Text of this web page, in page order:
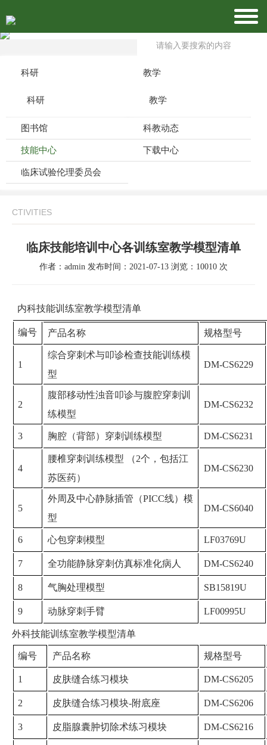
科研
科研
教学
教学
图书馆 科教动态
技能中心 下载中心
临床试验伦理委员会
CTIVITIES
临床技能培训中心各训练室教学模型清单
作者：admin 发布时间：2021-07-13 浏览：10010 次
内科技能训练室教学模型清单
编号 产品名称 规格型号
1
综合穿刺术与叩诊检查技能训练模
型
DM-CS6229
2
腹部移动性浊音叩诊与腹腔穿刺训
练模型
DM-CS6232
3 胸腔（背部）穿刺训练模型 DM-CS6231
4
腰椎穿刺训练模型 （2个，包括江
苏医药）
DM-CS6230
5
外周及中心静脉插管（PICC线）模
型
DM-CS6040
6 心包穿刺模型 LF03769U
7 全功能静脉穿刺仿真标准化病人 DM-CS6240
8 气胸处理模型 SB15819U
9 动脉穿刺手臂 LF00995U
外科技能训练室教学模型清单
编号 产品名称 规格型号
1 皮肤缝合练习模块 DM-CS6205
2 皮肤缝合练习模块-附底座 DM-CS6206
3 皮脂腺囊肿切除术练习模块 DM-CS6216